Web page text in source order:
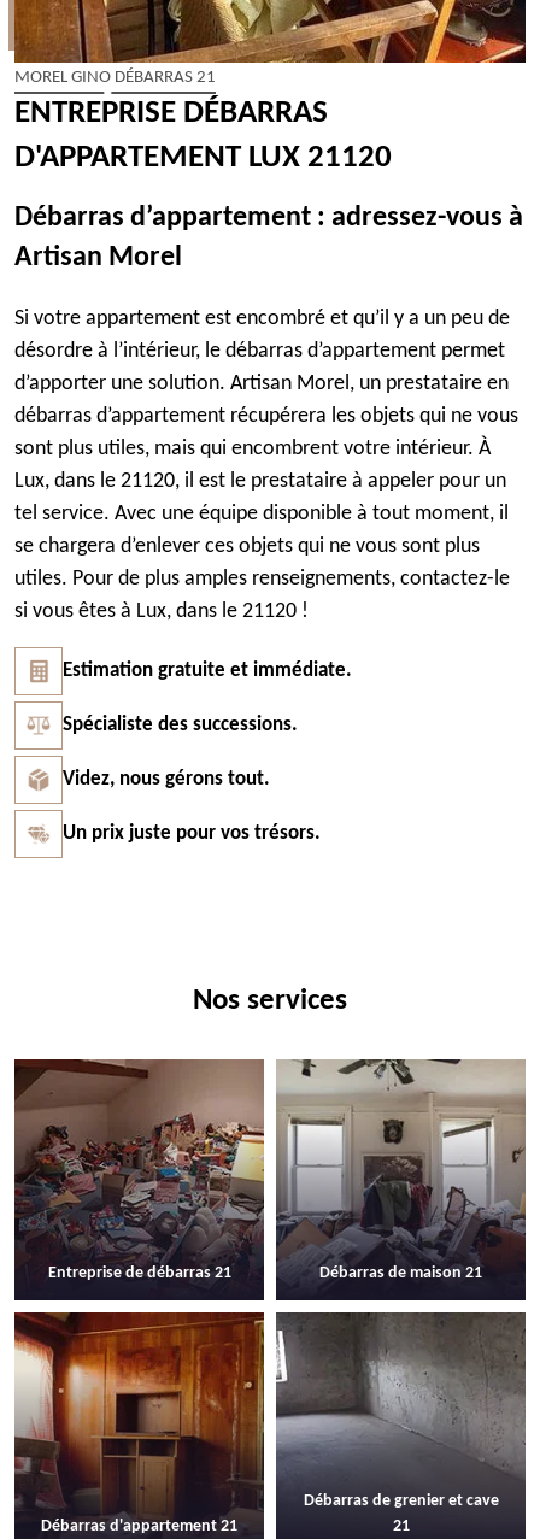
MOREL GINO DÉBARRAS 21
ENTREPRISE DÉBARRAS
D'APPARTEMENT LUX 21120
Débarras d’appartement : adressez-vous à
Artisan Morel
Si votre appartement est encombré et qu’il y a un peu de
désordre à l’intérieur, le débarras d’appartement permet
d’apporter une solution. Artisan Morel, un prestataire en
débarras d’appartement récupérera les objets qui ne vous
sont plus utiles, mais qui encombrent votre intérieur. À
Lux, dans le 21120, il est le prestataire à appeler pour un
tel service. Avec une équipe disponible à tout moment, il
se chargera d’enlever ces objets qui ne vous sont plus
utiles. Pour de plus amples renseignements, contactez-le
si vous êtes à Lux, dans le 21120 !
Estimation gratuite et immédiate.
Spécialiste des successions.
Videz, nous gérons tout.
Un prix juste pour vos trésors.
Nos services
Entreprise de débarras 21 Débarras de maison 21
Débarras d'appartement 21
Débarras de grenier et cave
21